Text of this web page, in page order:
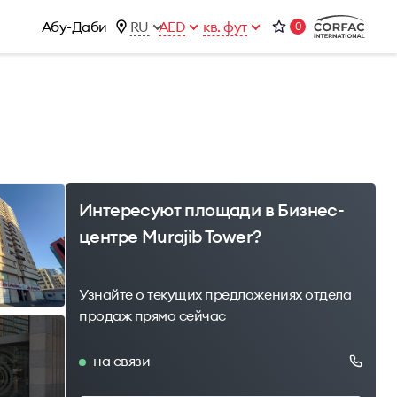
Абу-Даби RU AED кв. фут 0
Интересуют площади в Бизнес-
центре Murajib Tower?
Узнайте о текущих предложениях отдела
продаж прямо сейчас
на связи